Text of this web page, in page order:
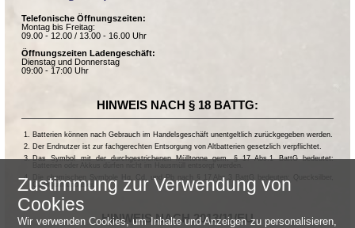
Telefonische Öffnungszeiten:
Montag bis Freitag:
09.00 - 12.00 / 13.00 - 16.00 Uhr
Öffnungszeiten Ladengeschäft:
Dienstag und Donnerstag
09:00 - 17:00 Uhr
HINWEIS NACH § 18 BATTG:
Batterien können nach Gebrauch im Handelsgeschäft unentgeltlich zurückgegeben werden.
Der Endnutzer ist zur fachgerechten Entsorgung von Altbatterien gesetzlich verpflichtet.
Das Symbol mit der durchgestrichenen Mülltonne gem. § 17 Abs.1 BattG bedeutet:
Die chemischen Symbole Hg, Cd, und Pb nach § 17 Abs.3 BattG bedeuten: Quecksilber,
Cadmium und Blei.
HINWEIS NACH 2013/11/EU
Zustimmung zur Verwendung von
Cookies
Wir verwenden Cookies, um Inhalte und Anzeigen zu personalisieren,